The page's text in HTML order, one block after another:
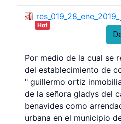
Hot
Por medio de la cual se
del establecimiento de
" guillermo ortiz
de la señora gladys del
benavides como
urbana en el municipio